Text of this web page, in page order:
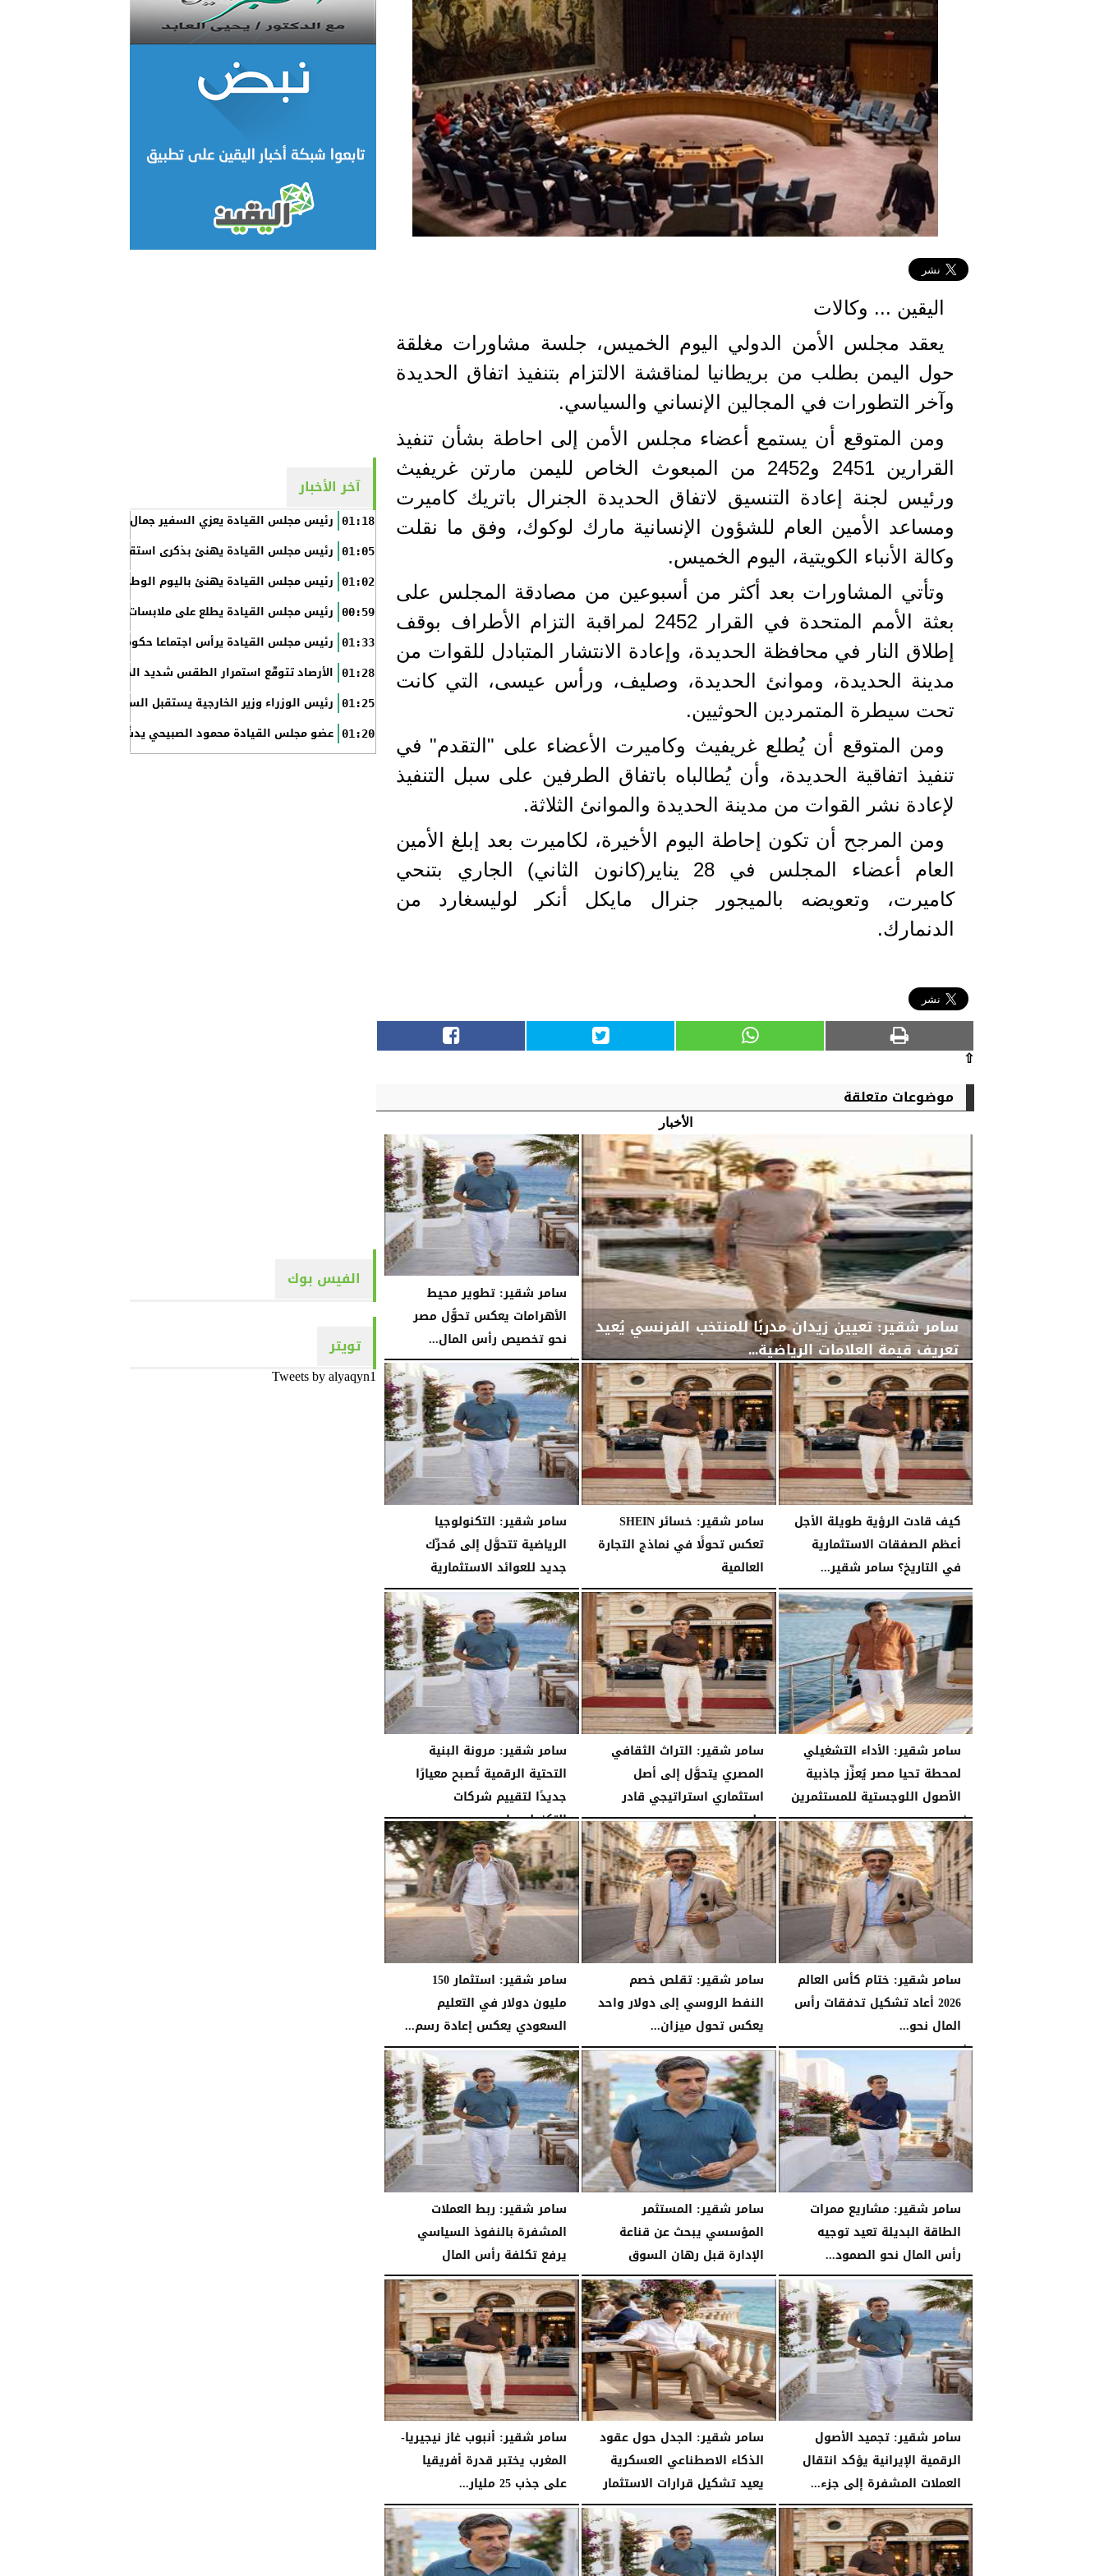
اليقين ... وكالات
يعقد مجلس الأمن الدولي اليوم الخميس، جلسة مشاورات مغلقة
حول اليمن بطلب من بريطانيا لمناقشة الالتزام بتنفيذ اتفاق الحديدة
وآخر التطورات في المجالين الإنساني والسياسي.
ومن المتوقع أن يستمع أعضاء مجلس الأمن إلى احاطة بشأن تنفيذ
القرارين 2451 و2452 من المبعوث الخاص لليمن مارتن غريفيث
ورئيس لجنة إعادة التنسيق لاتفاق الحديدة الجنرال باتريك كاميرت
ومساعد الأمين العام للشؤون الإنسانية مارك لوكوك، وفق ما نقلت
وكالة الأنباء الكويتية، اليوم الخميس.
وتأتي المشاورات بعد أكثر من أسبوعين من مصادقة المجلس على
بعثة الأمم المتحدة في القرار 2452 لمراقبة التزام الأطراف بوقف
إطلاق النار في محافظة الحديدة، وإعادة الانتشار المتبادل للقوات من
مدينة الحديدة، وموانئ الحديدة، وصليف، ورأس عيسى، التي كانت
تحت سيطرة المتمردين الحوثيين.
ومن المتوقع أن يُطلع غريفيث وكاميرت الأعضاء على "التقدم" في
تنفيذ اتفاقية الحديدة، وأن يُطالباه باتفاق الطرفين على سبل التنفيذ
لإعادة نشر القوات من مدينة الحديدة والموانئ الثلاثة.
ومن المرجح أن تكون إحاطة اليوم الأخيرة، لكاميرت بعد إبلغ الأمين
العام أعضاء المجلس في 28 يناير(كانون الثاني) الجاري بتنحي
كاميرت، وتعويضه بالميجور جنرال مايكل أنكر لوليسغارد من
الدنمارك.
⇧
موضوعات متعلقة
الأخبار
سامر شقير: تعيين زيدان مدربًا للمنتخب الفرنسي يُعيد
تعريف قيمة العلامات الرياضية...
الأربعاء، 29 يوليو 2026 02:25 مـ
سامر شقير: تطوير محيط
الأهرامات يعكس تحوُّل مصر
نحو تخصيص رأس المال...
الأربعاء، 29 يوليو 2026 02:15 مـ
كيف قادت الرؤية طويلة الأجل
أعظم الصفقات الاستثمارية
في التاريخ؟ سامر شقير...
الثلاثاء، 28 يوليو 2026 03:49 مـ
سامر شقير: خسائر SHEIN
تعكس تحولًا في نماذج التجارة
العالمية
الثلاثاء، 28 يوليو 2026 02:52 مـ
سامر شقير: التكنولوجيا
الرياضية تتحوَّل إلى مُحرِّك
جديد للعوائد الاستثمارية
الثلاثاء، 28 يوليو 2026 02:40 مـ
سامر شقير: الأداء التشغيلي
لمحطة تحيا مصر يُعزِّز جاذبية
الأصول اللوجستية للمستثمرين
الأحد، 26 يوليو 2026 07:27 مـ
سامر شقير: التراث الثقافي
المصري يتحوَّل إلى أصل
استثماري استراتيجي قادر
على...
الأحد، 26 يوليو 2026 07:16 مـ
سامر شقير: مرونة البنية
التحتية الرقمية تُصبح معيارًا
جديدًا لتقييم شركات
التكنولوجيا...
07:03 مـ
سامر شقير: ختام كأس العالم
2026 أعاد تشكيل تدفقات رأس
المال نحو...
الأحد، 26 يوليو 2026 06:53 مـ
سامر شقير: تقلص خصم
النفط الروسي إلى دولار واحد
يعكس تحول ميزان...
السبت، 25 يوليو 2026 04:20 مـ
سامر شقير: استثمار 150
مليون دولار في التعليم
السعودي يعكس إعادة رسم...
السبت، 25 يوليو 2026 04:12 مـ
سامر شقير: مشاريع ممرات
الطاقة البديلة تعيد توجيه
رأس المال نحو الصمود...
السبت، 25 يوليو 2026 04:03 مـ
سامر شقير: المستثمر
المؤسسي يبحث عن قناعة
الإدارة قبل رهان السوق
السبت، 25 يوليو 2026 03:55 مـ
سامر شقير: ربط العملات
المشفرة بالنفوذ السياسي
يرفع تكلفة رأس المال
السبت، 25 يوليو 2026 03:45 مـ
سامر شقير: تجميد الأصول
الرقمية الإيرانية يؤكد انتقال
العملات المشفرة إلى جزء...
الجمعة، 24 يوليو 2026 04:56 مـ
سامر شقير: الجدل حول عقود
الذكاء الاصطناعي العسكرية
يعيد تشكيل قرارات الاستثمار
الجمعة، 24 يوليو 2026 04:45 مـ
سامر شقير: أنبوب غاز نيجيريا-
المغرب يختبر قدرة أفريقيا
على جذب 25 مليار...
الجمعة، 24 يوليو 2026 04:33 مـ
آخر الأخبار
01:18 رئيس مجلس القيادة يعزي السفير جمال السلال
01:05 رئيس مجلس القيادة يهنئ بذكرى استقلال الفلبين
01:02 رئيس مجلس القيادة يهنئ باليوم الوطني الروسي
00:59 رئيس مجلس القيادة يطلع على ملابسات حادثة إطلاق النار في
01:33 رئيس مجلس القيادة يرأس اجتماعا حكوميا مصغرا لدعم جهود
01:28 الأرصاد تتوقّع استمرار الطقس شديد الحرارة بالسواحل والصحاري
01:25 رئيس الوزراء وزير الخارجية يستقبل السفير الأمريكي
01:20 عضو مجلس القيادة محمود الصبيحي يدشّن اختبارات الثانوية
الفيس بوك
تويتر
Tweets by alyaqyn1